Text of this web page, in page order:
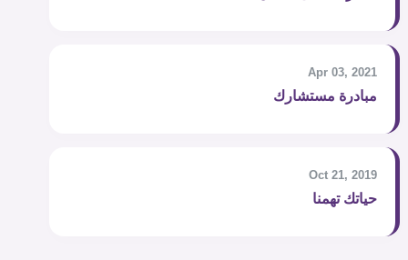
Apr 03, 2021
مبادرة مستشارك
Oct 21, 2019
حياتك تهمنا